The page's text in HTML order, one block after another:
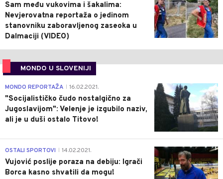
Sam među vukovima i šakalima:
Nevjerovatna reportaža o jedinom
stanovniku zaboravljenog zaseoka u
Dalmaciji (VIDEO)
MONDO U SLOVENIJI
4
MONDO REPORTAŽA 16.02.2021.
"Socijalističko čudo nostalgično za
Jugoslavijom": Velenje je izgubilo naziv,
ali je u duši ostalo Titovo!
1
OSTALI SPORTOVI 14.02.2021.
Vujović poslije poraza na debiju: Igrači
Borca kasno shvatili da mogu!